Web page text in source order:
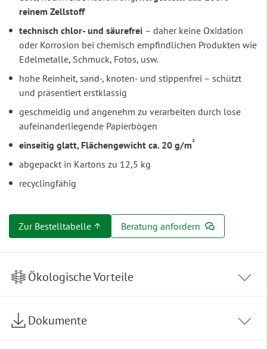
reinem Zellstoff
technisch chlor- und säurefrei – daher keine Oxidation
oder Korrosion bei chemisch empfindlichen Produkten wie
Edelmetalle, Schmuck, Fotos, usw.
hohe Reinheit, sand-, knoten- und stippenfrei – schützt
und präsentiert erstklassig
geschmeidig und angenehm zu verarbeiten durch lose
aufeinanderliegende Papierbögen
einseitig glatt, Flächengewicht ca. 20 g/m²
abgepackt in Kartons zu 12,5 kg
recyclingfähig
Zur Bestelltabelle ↑ Beratung anfordern
Ökologische Vorteile
Dokumente